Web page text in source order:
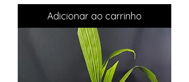
Adicionar ao carrinho